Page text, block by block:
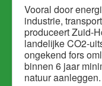
Vooral door
industrie,
produceert Zuid-
landelijke CO2-
ongekend fors
binnen 6 jaar
natuur aanleggen.